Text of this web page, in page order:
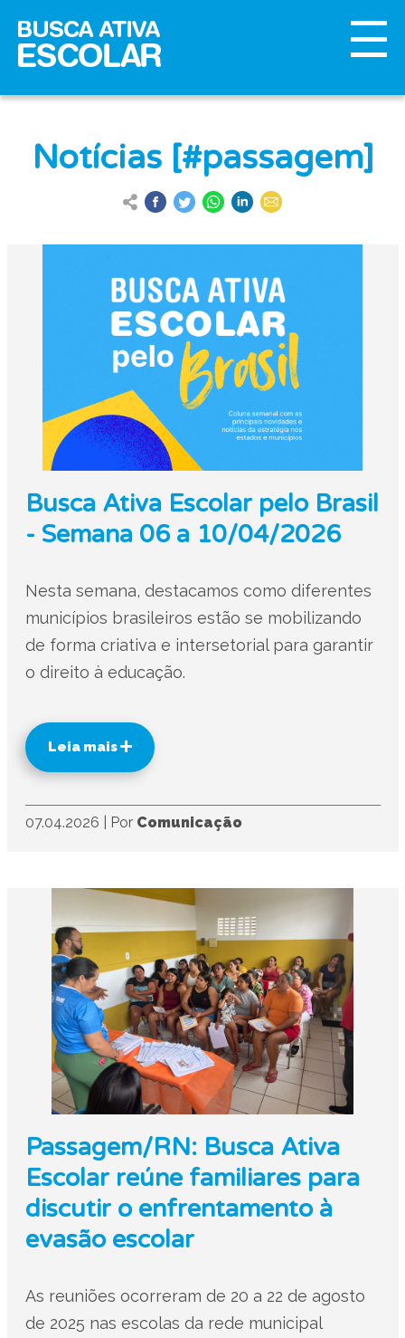
Notícias [#passagem]
Busca Ativa Escolar pelo Brasil
- Semana 06 a 10/04/2026
Nesta semana, destacamos como diferentes
municípios brasileiros estão se mobilizando
de forma criativa e intersetorial para garantir
o direito à educação.
Leia mais
07.04.2026 Por Comunicação
Passagem/RN: Busca Ativa
Escolar reúne familiares para
discutir o enfrentamento à
evasão escolar
As reuniões ocorreram de 20 a 22 de agosto
de 2025 nas escolas da rede municipal